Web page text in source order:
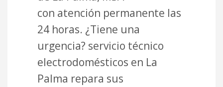
con atención permanente las
24 horas. ¿Tiene una
urgencia? servicio técnico
electrodomésticos en La
Palma repara sus